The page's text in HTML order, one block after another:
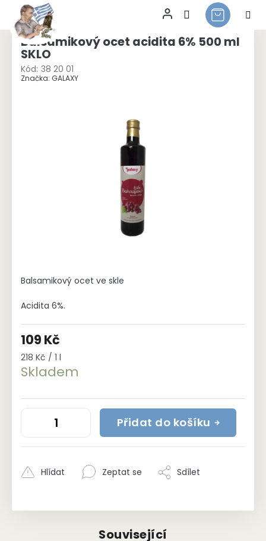
Přejít
obsahBalsamikový ocet acidita 6% 500 ml
SKLO
Kód: 38 20 01
Značka: GALAXY
109 Kč
Měrná
cena:
218 Kč / 1 l
Skladem
Přidat do košíku
Balsamikový ocet ve skle
Acidita 6%.
Zeptat se
Hlídat Sdílet
Související